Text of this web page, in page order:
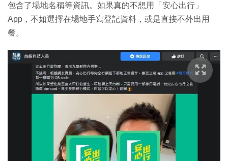
包含了場地名稱等資訊。如果真的不想用「安心出行」
App，不如選擇在場地手寫登記資料，或是直接不外出用
餐。